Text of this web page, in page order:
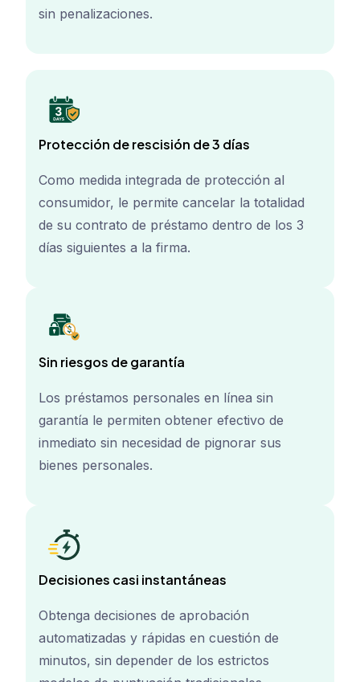
sin penalizaciones.
Protección de rescisión de 3 días
Como medida integrada de protección al
consumidor, le permite cancelar la totalidad
de su contrato de préstamo dentro de los 3
días siguientes a la firma.
Sin riesgos de garantía
Los préstamos personales en línea sin
garantía le permiten obtener efectivo de
inmediato sin necesidad de pignorar sus
bienes personales.
Decisiones casi instantáneas
Obtenga decisiones de aprobación
automatizadas y rápidas en cuestión de
minutos, sin depender de los estrictos